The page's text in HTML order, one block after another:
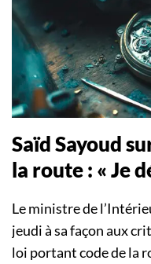
Saïd Sayoud
la route : « Je
Le ministre de
jeudi à sa façon aux
loi portant code de la